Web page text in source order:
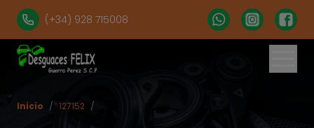
(+34) 928 715008
Inicio / 127152 /